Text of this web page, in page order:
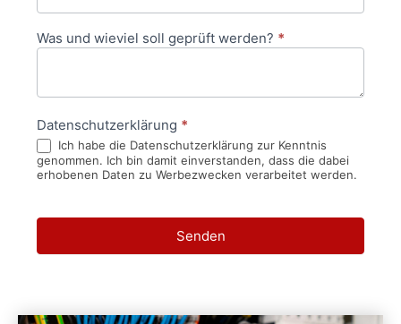
Was und wieviel soll geprüft werden? *
Datenschutzerklärung *
Ich habe die Datenschutzerklärung zur Kenntnis
genommen. Ich bin damit einverstanden, dass die dabei
erhobenen Daten zu Werbezwecken verarbeitet werden.
Senden